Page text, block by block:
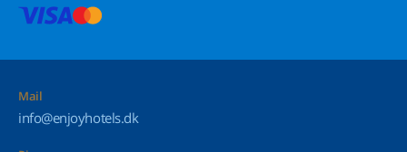
Mail
info@enjoyhotels.dk